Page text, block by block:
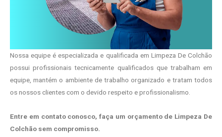
Nossa equipe é especializada e qualificada em Limpeza De Colchão
possui profissionais tecnicamente qualificados que trabalham em
equipe, mantém o ambiente de trabalho organizado e tratam todos
os nossos clientes com o devido respeito e profissionalismo.
Entre em contato conosco, faça um orçamento de Limpeza De
Colchão sem compromisso.